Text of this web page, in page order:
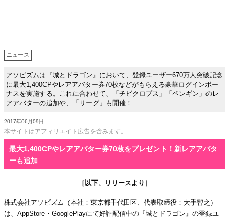
ニュース
アソビズムは『城とドラゴン』において、登録ユーザー670万人突破記念
に最大1,400CPやレアアバター券70枚などがもらえる豪華ログインボー
ナスを実施する。これに合わせて、「チビクロプス」「ペンギン」のレ
アアバターの追加や、「リーグ」も開催！
2017年06月09日
本サイトはアフィリエイト広告を含みます。
最大1,400CPやレアアバター券70枚をプレゼント！新レアアバタ
ーも追加
［以下、リリースより］
株式会社アソビズム（本社：東京都千代田区、代表取締役：大手智之）
は、AppStore・GooglePlayにて好評配信中の『城とドラゴン』の登録ユ